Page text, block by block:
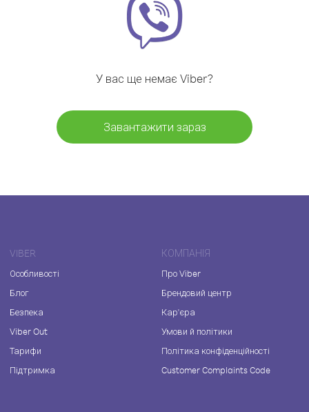
У вас ще немає Viber?
Завантажити зараз
VIBER
Особливості
Блог
Безпека
Viber Out
Тарифи
Підтримка
КОМПАНІЯ
Про Viber
Брендовий центр
Кар'єра
Умови й політики
Політика конфіденційності
Customer Complaints Code